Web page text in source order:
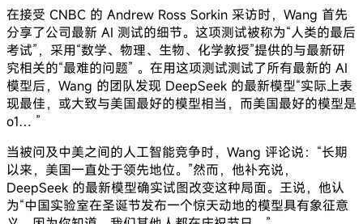
在接受 CNBC 的 Andrew Ross Sorkin 采访时，Wang 首先
分享了公司最新 AI 测试的细节。这项测试被称为“人类的最后
考试”，采用“数学、物理、生物、化学教授”提供的与最新研
究相关的“最难的问题” 。在用这项测试测试了所有最新的 AI
模型后，Wang 的团队发现 DeepSeek 的最新模型“实际上表
现最佳，或大致与美国最好的模型相当，而美国最好的模型是
o1… ”
当被问及中美之间的人工智能竞争时，Wang 评论说：“长期
以来，美国一直处于领先地位。”然而，他补充说，
DeepSeek 的最新模型确实试图改变这种局面。王说，他认
为“中国实验室在圣诞节发布一个惊天动地的模型具有象征意